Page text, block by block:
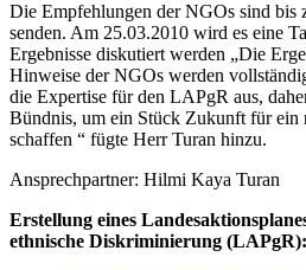
Die Empfehlungen der NGOs sind bis
senden. Am 25.03.2010 wird es eine
Ergebnisse diskutiert werden „Die
Hinweise der NGOs werden
die Expertise für den LAPgR aus,
Bündnis, um ein Stück Zukunft für ein
schaffen “ fügte Herr Turan hinzu.
Ansprechpartner: Hilmi Kaya Turan
Erstellung eines
ethnische Diskriminierung (LAPgR):